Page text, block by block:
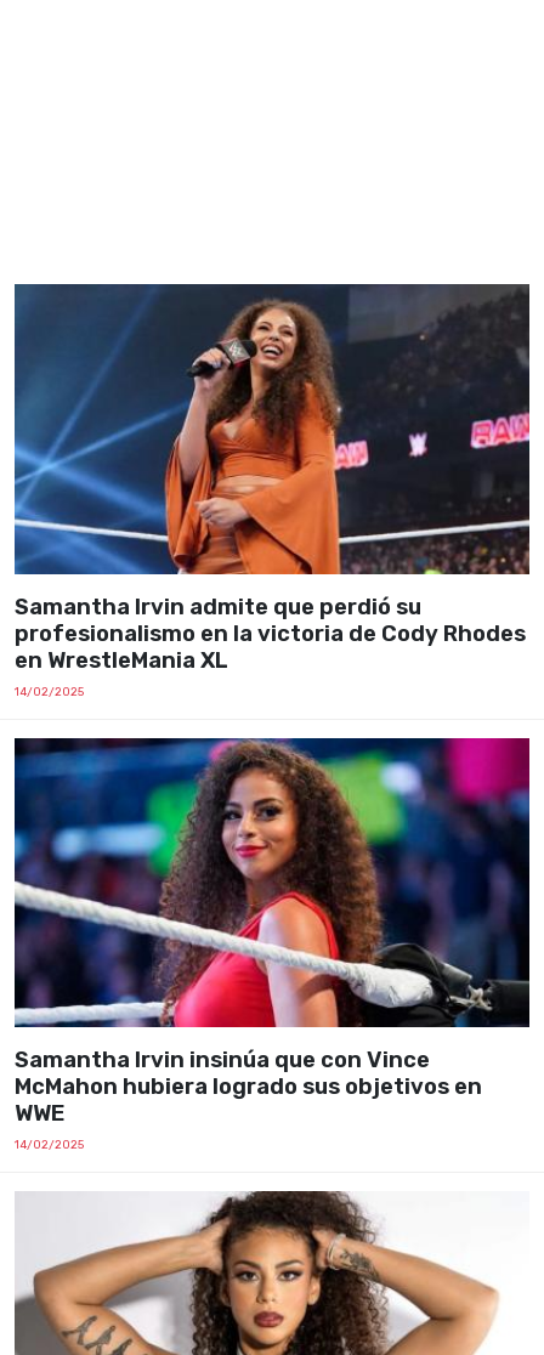
Samantha Irvin admite que perdió su
profesionalismo en la victoria de Cody Rhodes
en WrestleMania XL
14/02/2025
Samantha Irvin insinúa que con Vince
McMahon hubiera logrado sus objetivos en
WWE
14/02/2025